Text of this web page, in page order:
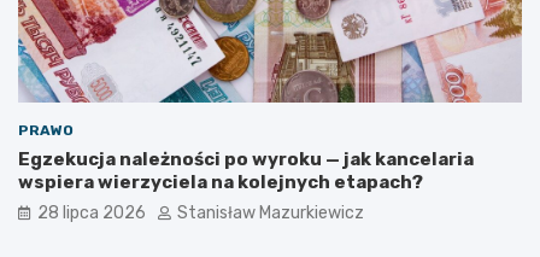
PRAWO
Egzekucja należności po wyroku — jak kancelaria
wspiera wierzyciela na kolejnych etapach?
28 lipca 2026 Stanisław Mazurkiewicz